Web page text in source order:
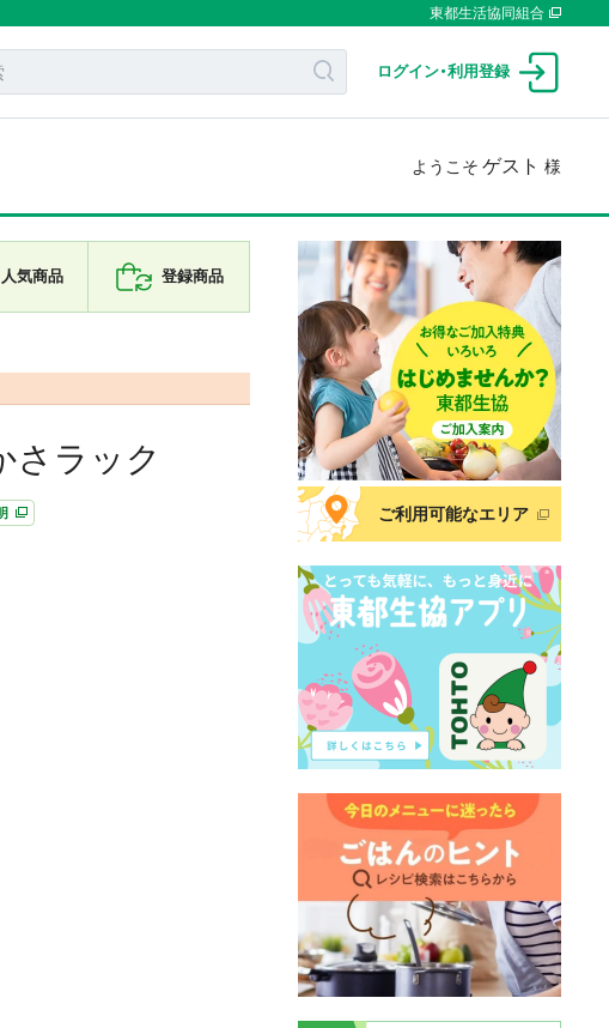
東都生活協同組合
ログイン・利用登録
ようこそ ゲスト 様
人気商品 登録商品
さラック
ご利用可能なエリア